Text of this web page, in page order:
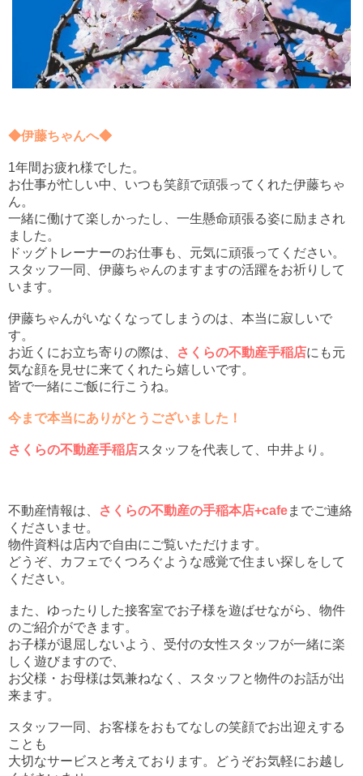
◆伊藤ちゃんへ◆
1年間お疲れ様でした。
お仕事が忙しい中、いつも笑顔で頑張ってくれた伊藤ちゃ
ん。
一緒に働けて楽しかったし、一生懸命頑張る姿に励まされ
ました。
ドッグトレーナーのお仕事も、元気に頑張ってください。
スタッフ一同、伊藤ちゃんのますますの活躍をお祈りして
います。
伊藤ちゃんがいなくなってしまうのは、本当に寂しいで
す。
お近くにお立ち寄りの際は、
さくらの不動産手稲店にも元
気な顔を見せに来てくれたら嬉しいです。
皆で一緒にご飯に行こうね。
今まで本当にありがとうございました！
さくらの不動産手稲店スタッフを代表して、中井より。
不動産情報は、 さくらの不動産の手稲本店+cafeまでご連絡
くださいませ。
物件資料は店内で自由にご覧いただけます。
どうぞ、カフェでくつろぐような感覚で住まい探しをして
ください。
また、ゆったりした接客室でお子様を遊ばせながら、物件
のご紹介ができます。
お子様が退屈しないよう、受付の女性スタッフが一緒に楽
しく遊びますので、
お父様・お母様は気兼ねなく、スタッフと物件のお話が出
来ます。
スタッフ一同、お客様をおもてなしの笑顔でお出迎えする
ことも
大切なサービスと考えております。どうぞお気軽にお越し